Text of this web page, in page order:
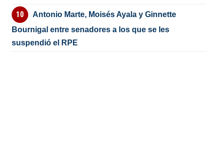
Antonio Marte, Moisés Ayala y Ginnette
Bournigal entre senadores a los que se les
suspendió el RPE